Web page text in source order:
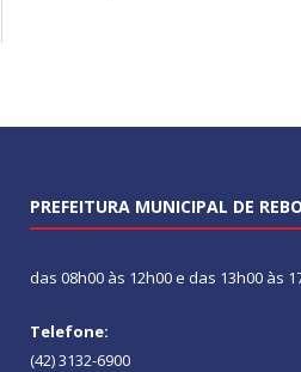
PREFEITURA MUNICIPAL DE
das 08h00 às 12h00 e das 13h00 às
Telefone:
(42) 3132-6900